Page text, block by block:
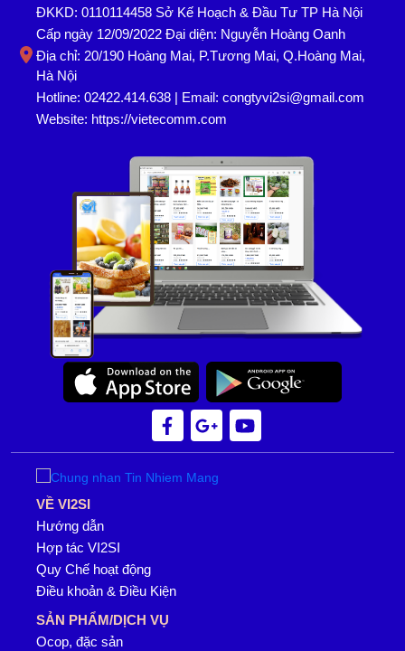
ĐKKD: 0110114458 Sở Kế Hoạch & Đầu Tư TP Hà Nội
Cấp ngày 12/09/2022 Đại diện: Nguyễn Hoàng Oanh
Địa chỉ: 20/190 Hoàng Mai, P.Tương Mai, Q.Hoàng Mai,
Hà Nội
Hotline: 02422.414.638 | Email: congtyvi2si@gmail.com
Website: https://vietecomm.com
VỀ VI2SI
Hướng dẫn
Hợp tác VI2SI
Quy Chế hoạt động
Điều khoản & Điều Kiện
SẢN PHẨM/DỊCH VỤ
Ocop, đặc sản